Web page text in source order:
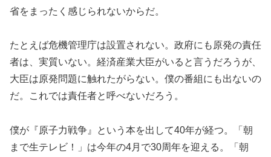
省をまったく感じられないからだ。
たとえば危機管理庁は設置されない。政府にも原発の責任
者は、実質いない。経済産業大臣がいると言うだろうが、
大臣は原発問題に触れたがらない。僕の番組にも出ないの
だ。これでは責任者と呼べないだろう。
僕が『原子力戦争』という本を出して40年が経つ。「朝
まで生テレビ！」は今年の4月で30周年を迎える。「朝